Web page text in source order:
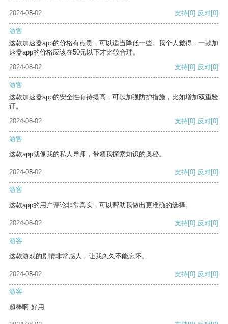
2024-08-02 支持[0] 反对[0]
游客
这款加速器app的价格有点贵，可以适当降低一些。我个人觉得，一款加
速器app的价格应该在50元以下才比较合理。
2024-08-02
支持[0] 反对[0]
游客
这款加速器app的安全性有待提高，可以加强防护措施，比如增加双重验
证。
2024-08-02
支持[0] 反对[0]
游客
这款app就像我的私人导师，带领我探索知识的奥秘。
2024-08-02 支持[0] 反对[0]
游客
这款app的用户评论非常真实，可以帮助我做出更准确的选择。
2024-08-02 支持[0] 反对[0]
游客
这款游戏的剧情非常感人，让我久久不能忘怀。
2024-08-02 支持[0] 反对[0]
游客
超棒啊 好用